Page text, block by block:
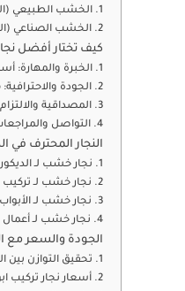
1. الخشب الطبيعي (الصلب واللين)
2. الخشب الصناعي (المُصنع)
كيف تختار أفضل
1. الخبرة والمهارة: أساس النجاح في النجارة
2. الجودة والاحترافية: معايير لا تقبل المساومة
3. المصداقية والالتزام: بناء الثقة
4. التواصل والمراجعات: شهادات العملاء
النجار المحترف في
1. نجار خشب لـ الديكور الداخلي
2. نجار خشب لـ تركيب الأثاث دقة ومتانة تدوم
3. نجار خشب لـ الأبواب الخشبية أمان وجمال
4. نجار خشب لـ أعمال النجار المتنوعة
الجودة والسعر مع
1. تحقيق التوازن بين الجودة والتكلفة
2. أسعار نجار تركيب ابواب